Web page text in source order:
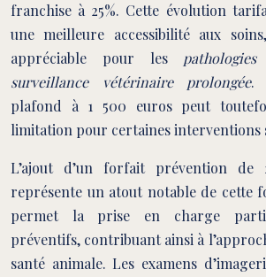
franchise à 25%. Cette évolution
une meilleure accessibilité aux
appréciable pour les
surveillance vétérinaire prolongée.
plafond à 1 500 euros peut
limitation pour certaines interventions
L’ajout d’un forfait prévention de
représente un atout notable de cette
permet la prise en charge
préventifs, contribuant ainsi à
santé animale. Les examens